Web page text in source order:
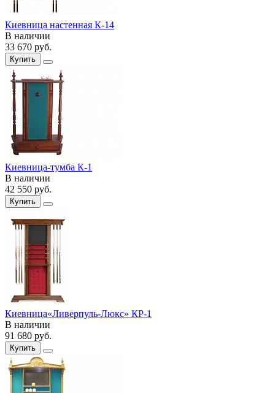
Киевница настенная К-14
В наличии
33 670 руб.
Купить
Киевница-тумба К-1
В наличии
42 550 руб.
Купить
Киевница«Ливерпуль-Люкс» КР-1
В наличии
91 680 руб.
Купить